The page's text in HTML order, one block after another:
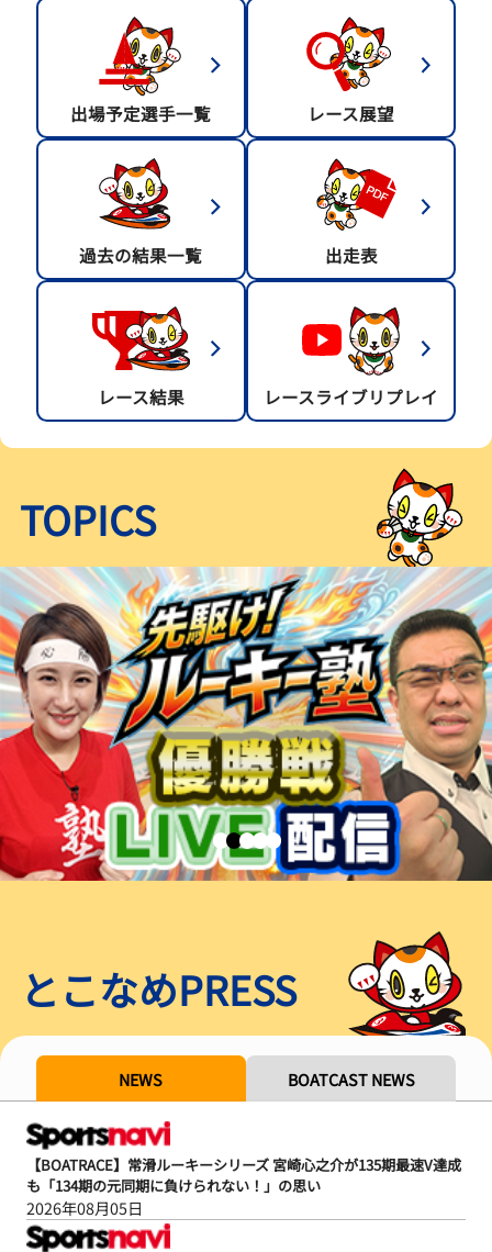
出場予定選手一覧 レース展望
過去の結果一覧 出走表
レース結果 レースライブリプレイ
TOPICS
とこなめPRESS
NEWS BOATCAST NEWS
【BOATRACE】常滑ルーキーシリーズ 宮崎心之介が135期最速V達成
も「134期の元同期に負けられない！」の思い
2026年08月05日